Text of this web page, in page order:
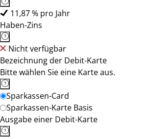
11,87 % pro Jahr
Haben-Zins
Nicht verfügbar
Bezeichnung der Debit-Karte
Bitte wählen Sie eine Karte aus.
Sparkassen-Card
Sparkassen-Karte Basis
Ausgabe einer Debit-Karte